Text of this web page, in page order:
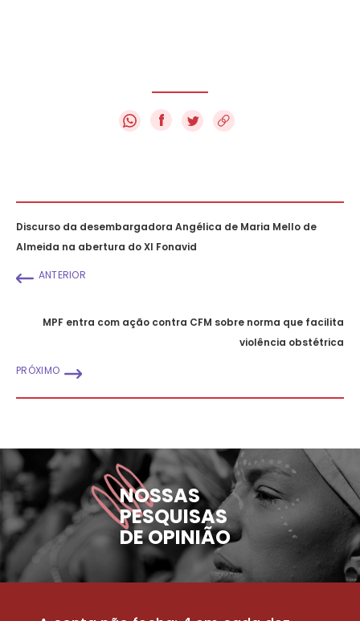
f
Discurso da desembargadora Angélica de Maria Mello de
Almeida na abertura do XI Fonavid
ANTERIOR
MPF entra com ação contra CFM sobre norma que facilita
violência obstétrica
PRÓXIMO
NOSSAS
PESQUISAS
DE OPINIÃO